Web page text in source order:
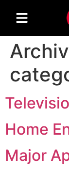
Home
Major